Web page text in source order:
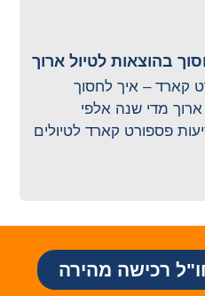
בהוצאות לטיול ארוך
קארד – איך לחסוך
מדי שנה אלפי
פספורט קארד לטיולים
רכישה מהירה